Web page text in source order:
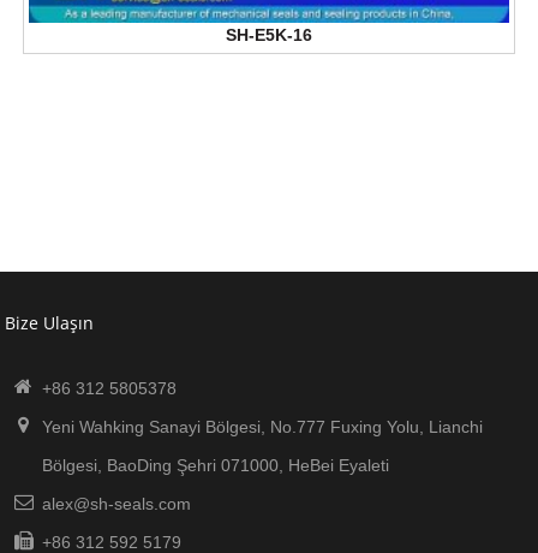
SH-E5K-16
Bize Ulaşın
+86 312 5805378
Yeni Wahking Sanayi Bölgesi, No.777 Fuxing Yolu, Lianchi
Bölgesi, BaoDing Şehri 071000, HeBei Eyaleti
alex@sh-seals.com
+86 312 592 5179